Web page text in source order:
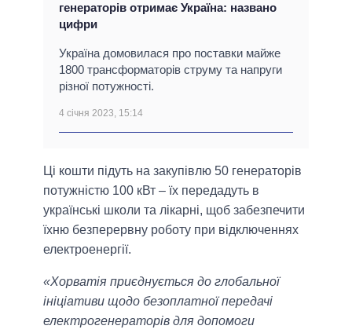
генераторів отримає Україна: названо
цифри
Україна домовилася про поставки майже
1800 трансформаторів струму та напруги
різної потужності.
4 січня 2023, 15:14
Ці кошти підуть на закупівлю 50 генераторів
потужністю 100 кВт – їх передадуть в
українські школи та лікарні, щоб забезпечити
їхню безперервну роботу при відключеннях
електроенергії.
«Хорватія приєднується до глобальної
ініціативи щодо безоплатної передачі
електрогенераторів для допомоги